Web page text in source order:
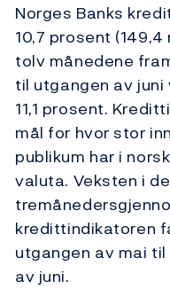
Norges Banks
10,7 prosent
tolv månedene
til utgangen av
11,1 prosent.
mål for hvor stor
publikum har i
valuta. Veksten i
kredittindikatoren
utgangen av mai
av juni.